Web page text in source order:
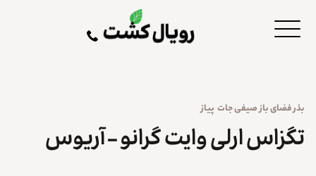
بذرفضای بازصیفی جات پیاز
تگزاس ارلی وایت گرانو – آریوس